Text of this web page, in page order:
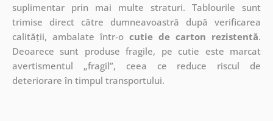
suplimentar prin mai multe straturi.Tablourile sunt
trimise direct către dumneavoastră după verificarea
calității, ambalate într-o cutie de carton rezistentă.
Deoarece sunt produse fragile, pe cutie este marcat
avertismentul „fragil”, ceea ce reduce riscul de
deteriorare în timpul transportului.